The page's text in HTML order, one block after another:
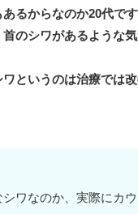
あるからなのか20代で
のシワがあるような気
というのは治療では
シワなのか、実際にカ